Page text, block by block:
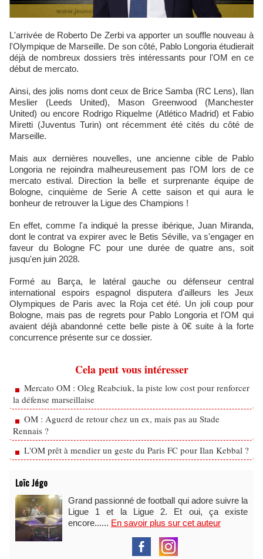
L'arrivée de Roberto De Zerbi va apporter un souffle nouveau à
l'Olympique de Marseille. De son côté, Pablo Longoria étudierait
déjà de nombreux dossiers très intéressants pour l'OM en ce
début de mercato.
Ainsi, des jolis noms dont ceux de Brice Samba (RC Lens), Ilan
Meslier (Leeds United), Mason Greenwood (Manchester
United) ou encore Rodrigo Riquelme (Atlético Madrid) et Fabio
Miretti (Juventus Turin) ont récemment été cités du côté de
Marseille.
Mais aux dernières nouvelles, une ancienne cible de Pablo
Longoria ne rejoindra malheureusement pas l'OM lors de ce
mercato estival. Direction la belle et surprenante équipe de
Bologne, cinquième de Serie A cette saison et qui aura le
bonheur de retrouver la Ligue des Champions !
En effet, comme l'a indiqué la presse ibérique, Juan Miranda,
dont le contrat va expirer avec le Betis Séville, va s'engager en
faveur du Bologne FC pour une durée de quatre ans, soit
jusqu'en juin 2028.
Formé au Barça, le latéral gauche ou défenseur central
international espoirs espagnol disputera d'ailleurs les Jeux
Olympiques de Paris avec la Roja cet été. Un joli coup pour
Bologne, mais pas de regrets pour Pablo Longoria et l'OM qui
avaient déjà abandonné cette belle piste à 0€ suite à la forte
concurrence présente sur ce dossier.
Cela peut vous intéresser
Mercato OM : Oleg Reabciuk, la piste low cost pour renforcer
la défense marseillaise
OM : Aguerd de retour chez un ex, mais pas au Stade
Rennais ?
L'OM prêt à mendier un geste du Paris FC pour Ilan Kebbal ?
Loïc Jégo
Grand passionné de football qui adore suivre la
Ligue 1 et la Ligue 2. Et oui, ça existe
encore...... En savoir plus sur cet auteur